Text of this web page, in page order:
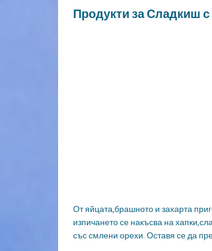
Продукти за Сладкиш
От яйцата,брашното и захарта
изпичането се накъсва на
със смлени орехи. Оставя се да